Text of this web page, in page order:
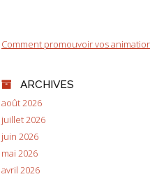
Comment promouvoir vos
ARCHIVES
août 2026
juillet 2026
juin 2026
mai 2026
avril 2026